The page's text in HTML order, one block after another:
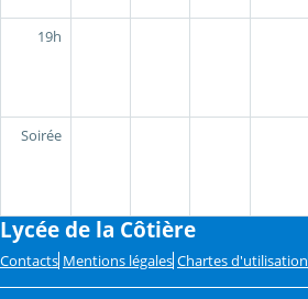
19h
Soirée
Lycée de la Côtière
Contacts Mentions légales Chartes d'utilisation